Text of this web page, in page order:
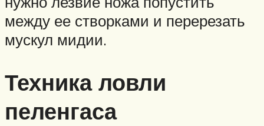
между ее створками и перерезать
мускул мидии.
Техника ловли
пеленгаса